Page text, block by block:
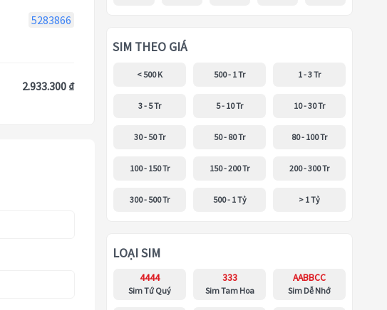
5283866
2.933.300 ₫
SIM THEO GIÁ
< 500 K 500 - 1 Tr 1 - 3 Tr
3 - 5 Tr 5 - 10 Tr 10 - 30 Tr
30 - 50 Tr 50 - 80 Tr 80 - 100 Tr
100 - 150 Tr 150 - 200 Tr 200 - 300 Tr
300 - 500 Tr 500 - 1 Tỷ > 1 Tỷ
LOẠI SIM
4444
Sim Tứ Quý
333
Sim Tam Hoa
AABBCC
Sim Dễ Nhớ